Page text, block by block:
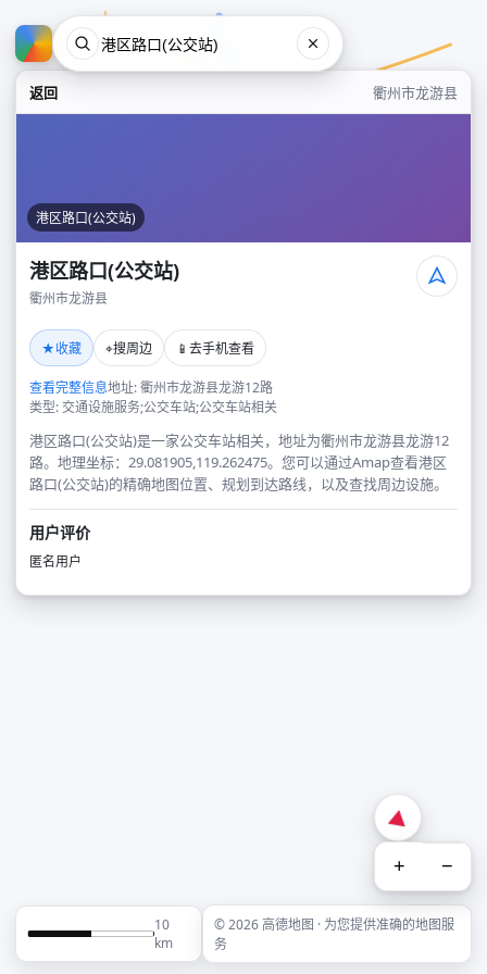
返回 衢州市龙游县
港区路口(公交站)
港区路口(公交站)
衢州市龙游县
★收藏 ⌖搜周边 📱 去手机查看
查看完整信息地址: 衢州市龙游县龙游12路
类型: 交通设施服务;公交车站;公交车站相关
港区路口(公交站)是一家公交车站相关，地址为衢州市龙游县龙游12
路。地理坐标：29.081905,119.262475。您可以通过Amap查看港区
路口(公交站)的精确地图位置、规划到达路线，以及查找周边设施。
用户评价
匿名用户
+ −
10
km
© 2026 高德地图 · 为您提供准确的地图服
务